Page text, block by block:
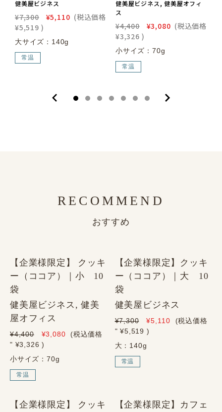
健美屋ビジネス
¥7,300 ¥5,110 (税込価格
¥5,519 )
大サイズ：140g
常温
健美屋ビジネス, 健美屋オフィ
ス
¥4,400 ¥3,080 (税込価格
¥3,326 )
小サイズ：70g
常温
RECOMMEND
おすすめ
【企業様限定】 クッキ
ー（ココア）｜小 10
袋
健美屋ビジネス, 健美
屋オフィス
¥4,400 ¥3,080
(税込価格
" ¥3,326 )
小サイズ：70g
常温
【企業様限定】クッキ
ー（ココア）｜大 10
袋
健美屋ビジネス
¥7,300 ¥5,110
(税込価格
" ¥5,519 )
大：140g
常温
【企業様限定】 クッキ
【企業様限定】カフェ